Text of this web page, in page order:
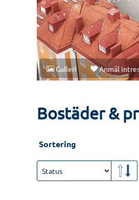
Bostäder &
Sortering